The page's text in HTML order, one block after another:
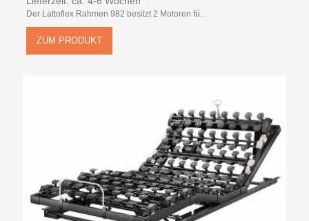
Der Lattoflex Rahmen 982 besitzt 2 Motoren fü...
ZUM PRODUKT